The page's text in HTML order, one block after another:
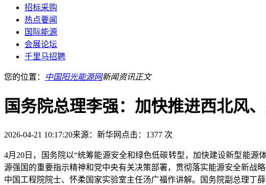
招标采购
热点要闻
国际能源
会展论坛
千里马招聘
您的位置： 中国阳光能源网新闻资讯正文
国务院总理李强：加快推进西北风
2026-04-21 10:17:20来源：新华网 点击：1377 次
4月20日，国务院以“统筹能源安全和绿色低碳转型，加快建设新型能
源强国的重要指示精神和党中央有关决策部署，贯彻落实能源安全新战
中国工程院院士、怀柔国家实验室主任汤广福作讲解。国务院副总理丁